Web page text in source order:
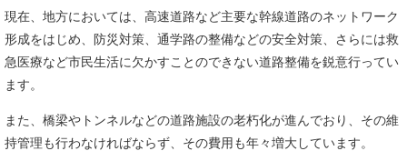
現在、地方においては、高速道路など主要な幹線道路のネットワーク
形成をはじめ、防災対策、通学路の整備などの安全対策、さらには救
急医療など市民生活に欠かすことのできない道路整備を鋭意行ってい
ます。
また、橋梁やトンネルなどの道路施設の老朽化が進んでおり、その維
持管理も行わなければならず、その費用も年々増大しています。